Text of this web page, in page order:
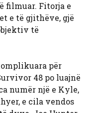
filmuar. Fitorja e
e të gjithëve, gjë
të
për
48 po luajnë
numër një e Kyle,
e cila vendos